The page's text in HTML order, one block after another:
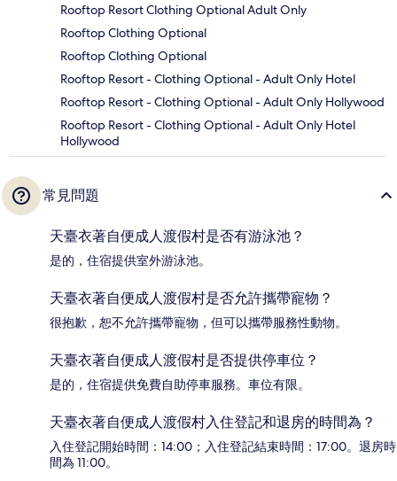
Rooftop Resort Clothing Optional Adult Only
Rooftop Clothing Optional
Rooftop Clothing Optional
Rooftop Resort - Clothing Optional - Adult Only Hotel
Rooftop Resort - Clothing Optional - Adult Only Hollywood
Rooftop Resort - Clothing Optional - Adult Only Hotel
Hollywood
常見問題
天臺衣著自便成人渡假村是否有游泳池？
是的，住宿提供室外游泳池。
天臺衣著自便成人渡假村是否允許攜帶寵物？
很抱歉，恕不允許攜帶寵物，但可以攜帶服務性動物。
天臺衣著自便成人渡假村是否提供停車位？
是的，住宿提供免費自助停車服務。車位有限。
天臺衣著自便成人渡假村入住登記和退房的時間為？
入住登記開始時間：14:00；入住登記結束時間：17:00。退房時
間為 11:00。